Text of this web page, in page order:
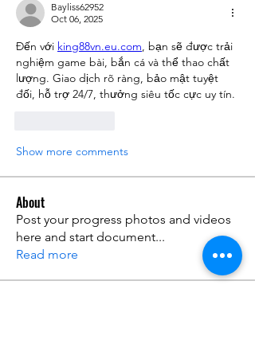
Bayliss62952
Oct 06, 2025
Đến với king88vn.eu.com, bạn sẽ được trải
nghiệm game bài, bắn cá và thể thao chất
lượng. Giao dịch rõ ràng, bảo mật tuyệt
đối, hỗ trợ 24/7, thưởng siêu tốc cực uy tín.
Show more comments
About
Post your progress photos and videos
here and start document...
Read more